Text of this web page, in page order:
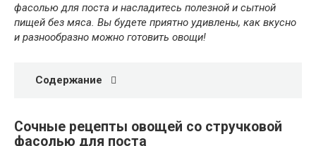
фасолью для поста и насладитесь полезной и сытной
пищей без мяса. Вы будете приятно удивлены, как вкусно
и разнообразно можно готовить овощи!
Содержание
Сочные рецепты овощей со стручковой
фасолью для поста